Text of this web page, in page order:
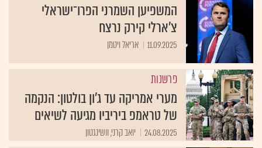
המשפיען השמרני הפרו־ישראלי
צ’ארלי קירק נרצח
11.09.2025 אריאל ויטמן
פרשנות
מערי אמריקה עד ג'ון בולטון: הנקמה
של טראמפ ביריביו מגיעה לשיאים
24.08.2025 יואב קרני, וושינגטון